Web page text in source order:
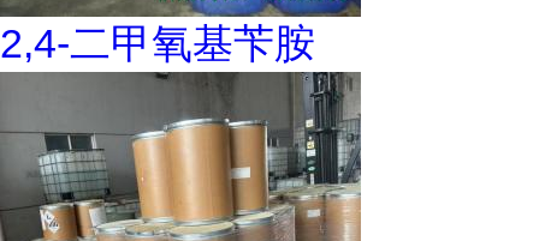
2,4-二甲氧基苄胺